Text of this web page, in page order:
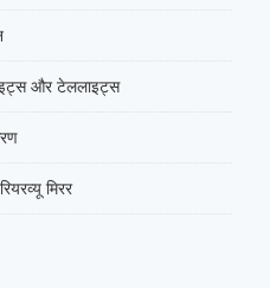
और टेललाइट्स
मिरर